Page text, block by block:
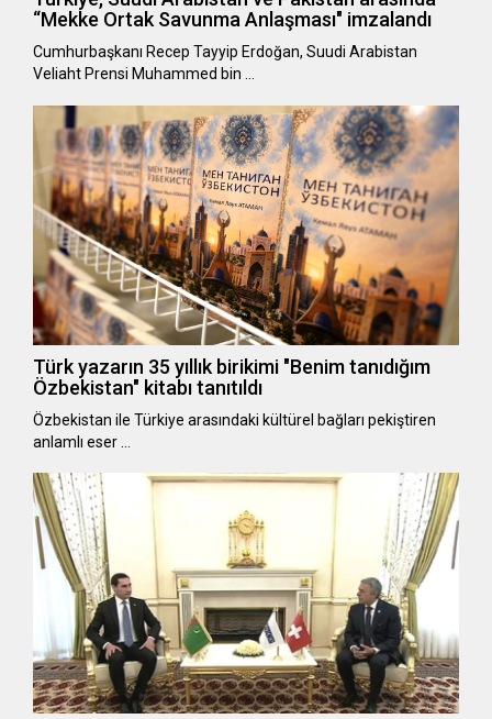
“Mekke Ortak Savunma Anlaşması" imzalandı
Cumhurbaşkanı Recep Tayyip Erdoğan, Suudi Arabistan
Veliaht Prensi Muhammed bin …
Türk yazarın 35 yıllık birikimi "Benim tanıdığım
Özbekistan" kitabı tanıtıldı
Özbekistan ile Türkiye arasındaki kültürel bağları pekiştiren
anlamlı eser …